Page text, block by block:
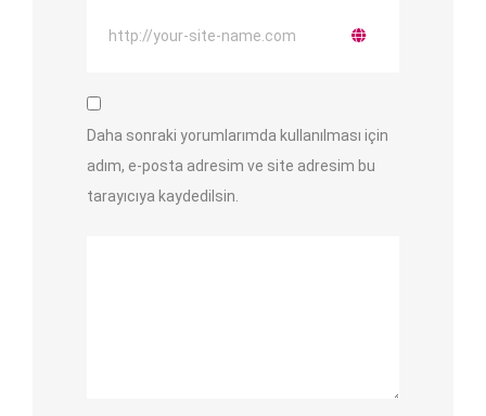
Daha sonraki yorumlarımda kullanılması için
adım, e-posta adresim ve site adresim bu
tarayıcıya kaydedilsin.